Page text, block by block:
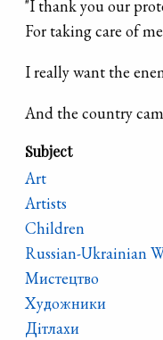
"I thank you our
For taking care of
I really want the
And the country
Subject
Art
Artists
Children
Russian-Ukrainian
Мистецтво
Художники
Дітлахи